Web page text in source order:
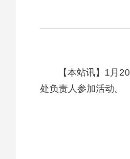
【本站讯】1月
处负责人参加活动。